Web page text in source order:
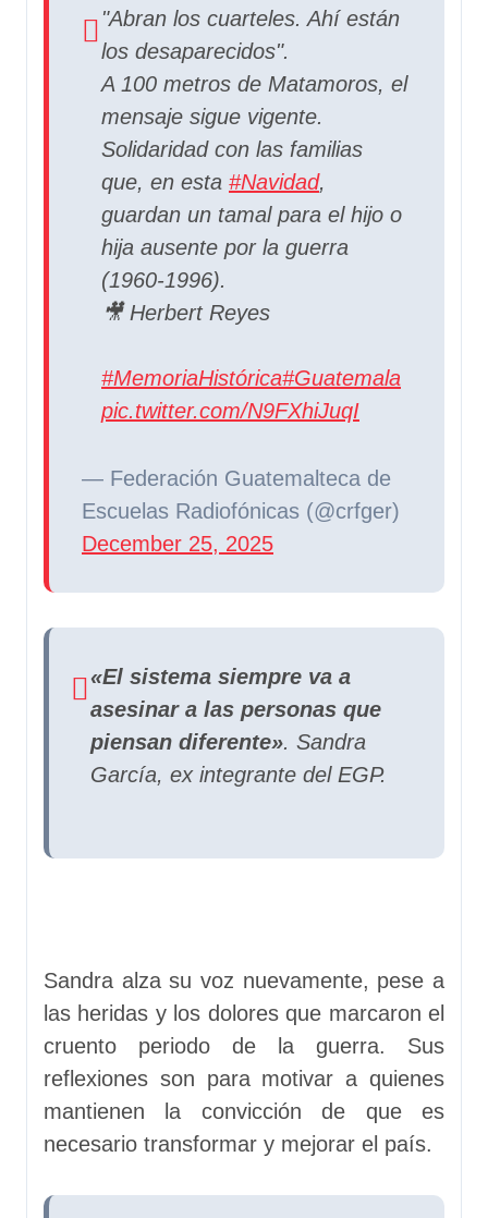
"Abran los cuarteles. Ahí están
los desaparecidos".
​A 100 metros de Matamoros, el
mensaje sigue vigente.
Solidaridad con las familias
que, en esta #Navidad,
guardan un tamal para el hijo o
hija ausente por la guerra
(1960-1996).
​🎥 Herbert Reyes
#MemoriaHistórica#Guatemala
pic.twitter.com/N9FXhiJuqI
— Federación Guatemalteca de
Escuelas Radiofónicas (@crfger)
December 25, 2025
«El sistema siempre va a
asesinar a las personas que
piensan diferente». Sandra
García, ex integrante del EGP.
Sandra alza su voz nuevamente, pese a
las heridas y los dolores que marcaron el
cruento periodo de la guerra. Sus
reflexiones son para motivar a quienes
mantienen la convicción de que es
necesario transformar y mejorar el país.